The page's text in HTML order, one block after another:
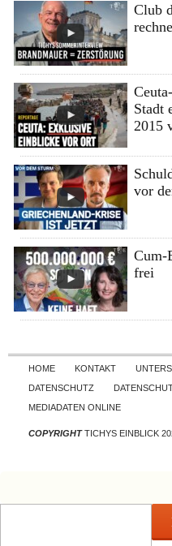
Club
Stadt
2015
vor
Cum-
frei
HOME KONTAKT
DATENSCHUTZ
MEDIADATEN ONLINE
COPYRIGHTTICHYS EINBLICK